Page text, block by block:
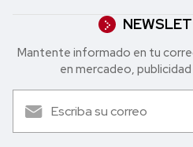
Mantente informado en tu
en mercadeo,